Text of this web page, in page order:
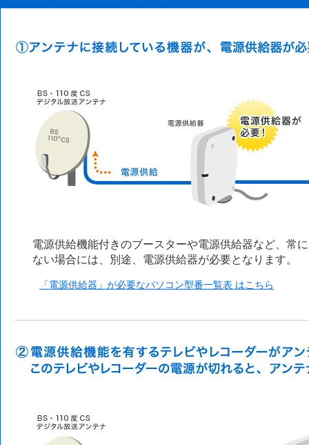
電源供給機能付きのブースターや電源供給器など、常
ない場合には、別途、電源供給器が必要となります。
「電源供給器」が必要なパソコン型番一覧表 はこちら